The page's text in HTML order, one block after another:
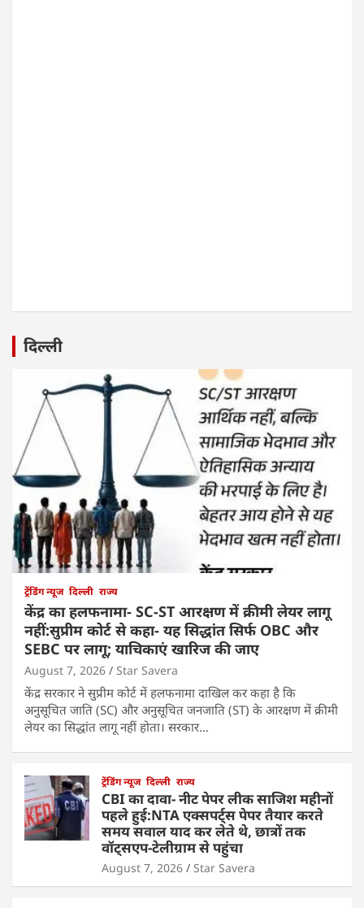
दिल्ली
ट्रेंडिंग न्यूज दिल्ली राज्य
केंद्र का हलफनामा- SC-ST आरक्षण में क्रीमी लेयर लागू
नहीं:सुप्रीम कोर्ट से कहा- यह सिद्धांत सिर्फ OBC और
SEBC पर लागू; याचिकाएं खारिज की जाए
August 7, 2026 Star Savera
केंद्र सरकार ने सुप्रीम कोर्ट में हलफनामा दाखिल कर कहा है कि
अनुसूचित जाति (SC) और अनुसूचित जनजाति (ST) के आरक्षण में क्रीमी
लेयर का सिद्धांत लागू नहीं होता। सरकार…
ट्रेंडिंग न्यूज दिल्ली राज्य
CBI का दावा- नीट पेपर लीक साजिश महीनों
पहले हुई:NTA एक्सपर्ट्स पेपर तैयार करते
समय सवाल याद कर लेते थे, छात्रों तक
वॉट्सएप-टेलीग्राम से पहुंचा
August 7, 2026 Star Savera